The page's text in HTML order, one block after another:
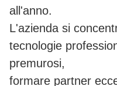
all'anno.
L'azienda si
tecnologie
premurosi,
formare partner